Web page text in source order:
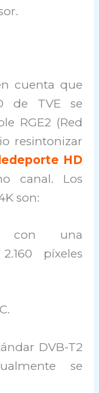
cuenta que
de TVE se
RGE2 (Red
resintonizar
HD
canal. Los
son:
con una
píxeles
DVB-T2
se